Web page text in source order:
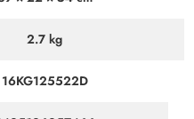
2.7 kg
16KG125522D